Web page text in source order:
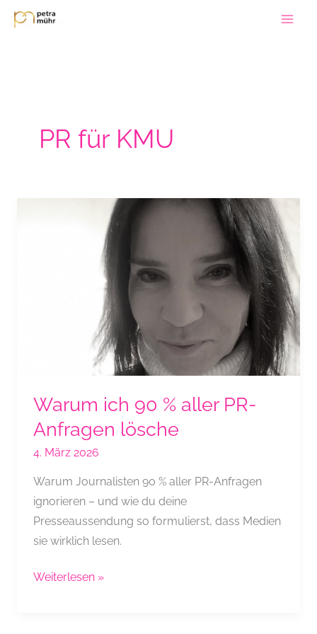
Zum
Inhalt
PR für KMU
Warum ich 90 % aller PR-
Anfragen lösche
4. März 2026
Warum Journalisten 90 % aller PR-Anfragen
ignorieren – und wie du deine
Presseaussendung so formulierst, dass Medien
sie wirklich lesen.
Warum
Weiterlesen »